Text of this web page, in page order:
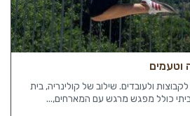
וטעמים
ולעובדים. שילוב של קולינריה, בית
ביתי כולל מפגש מרגש עם המארחים,...